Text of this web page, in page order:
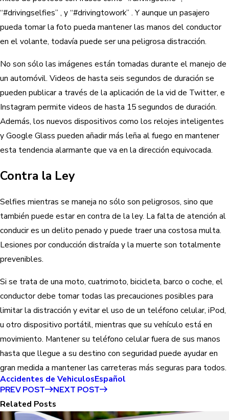
“#drivingselfies” , y “#drivingtowork” . Y aunque un pasajero
pueda tomar la foto pueda mantener las manos del conductor
en el volante, todavía puede ser una peligrosa distracción.
No son sólo las imágenes están tomadas durante el manejo de
un automóvil. Videos de hasta seis segundos de duración se
pueden publicar a través de la aplicación de la vid de Twitter, e
Instagram permite videos de hasta 15 segundos de duración.
Además, los nuevos dispositivos como los relojes inteligentes
y Google Glass pueden añadir más leña al fuego en mantener
esta tendencia alarmante que va en la dirección equivocada.
Contra la Ley
Selfies mientras se maneja no sólo son peligrosos, sino que
también puede estar en contra de la ley. La falta de atención al
conducir es un delito penado y puede traer una costosa multa.
Lesiones por conducción distraída y la muerte son totalmente
prevenibles.
Si se trata de una moto, cuatrimoto, bicicleta, barco o coche, el
conductor debe tomar todas las precauciones posibles para
limitar la distracción y evitar el uso de un teléfono celular, iPod,
u otro dispositivo portátil, mientras que su vehículo está en
movimiento. Mantener su teléfono celular fuera de sus manos
hasta que llegue a su destino con seguridad puede ayudar en
gran medida a mantener las carreteras más seguras para todos.
Accidentes de VehiculosEspañol
PREV POST
NEXT POST
Related Posts